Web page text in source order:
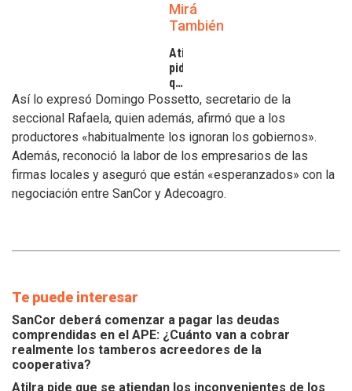
Mirá
También
Atilra
pide
que
se
atiendan
inconvenientes
de
los
tamberos
Así lo expresó Domingo Possetto, secretario de la
seccional Rafaela, quien además, afirmó que a los
productores «habitualmente los ignoran los gobiernos».
Además, reconoció la labor de los empresarios de las
firmas locales y aseguró que están «esperanzados» con la
negociación entre SanCor y Adecoagro.
Te puede interesar
SanCor deberá comenzar a pagar las deudas
comprendidas en el APE: ¿Cuánto van a cobrar
realmente los tamberos acreedores de la
cooperativa?
Atilra pide que se atiendan los inconvenientes de los